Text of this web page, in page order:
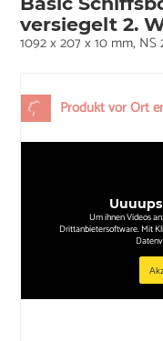
Produkt vor Ort
Um ihnen Videos
Drittanbietersoftware. Mit
versiegelt 2.
1092 x 207 x 10 mm, NS